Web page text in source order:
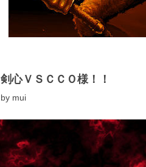
剣心ＶＳＣＣＯ様！！
by mui